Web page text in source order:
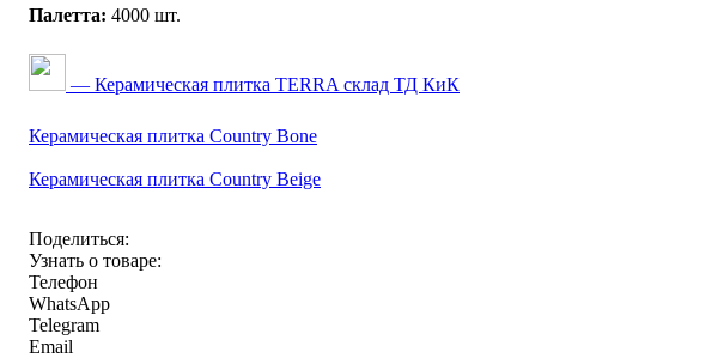
Палетта: 4000 шт.
— Керамическая плитка TERRA склад ТД КиК
Керамическая плитка Country Bone
Керамическая плитка Country Beige
Поделиться:
Узнать о товаре:
Телефон
WhatsApp
Telegram
Email